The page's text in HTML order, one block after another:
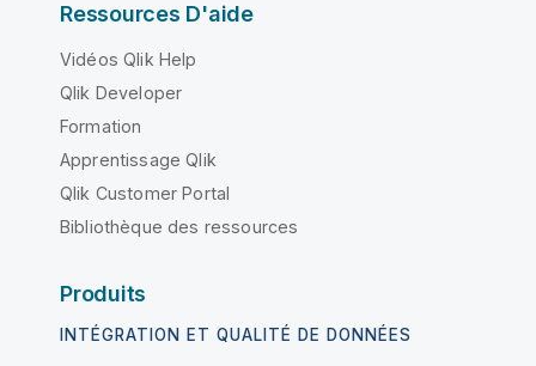
Ressources D'aide
Vidéos Qlik Help
Qlik Developer
Formation
Apprentissage Qlik
Qlik Customer Portal
Bibliothèque des ressources
Produits
INTÉGRATION ET QUALITÉ DE DONNÉES